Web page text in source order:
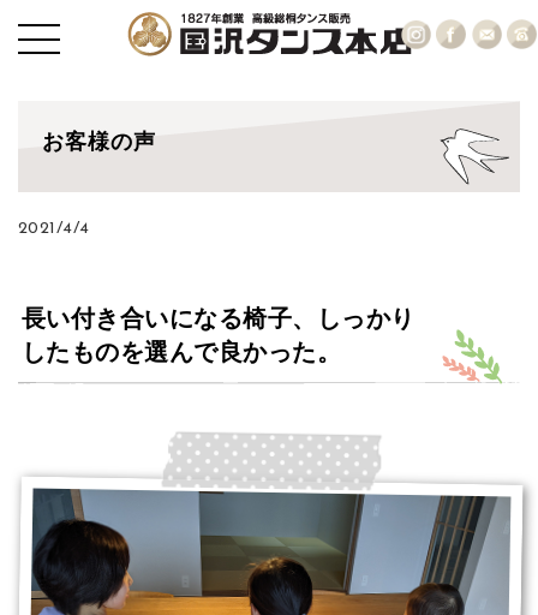
お客様の声
2021/4/4
長い付き合いになる椅子、しっかり
したものを選んで良かった。